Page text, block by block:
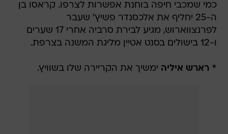
כמי שמכבי חיפה בוחנת אפשרות לצרפו. קראסו בן
ה-25 יחליף את אלכסנדר פשיץ' שעבר
לפרנצווארוש, מגיע לבירת סרביה אחרי 17 שערים
ו-12 בישולים בסנט אטיין מליגת המשנה בצרפת.
* רארש איליה ימשיך את הקריירה שלו בשוויץ.